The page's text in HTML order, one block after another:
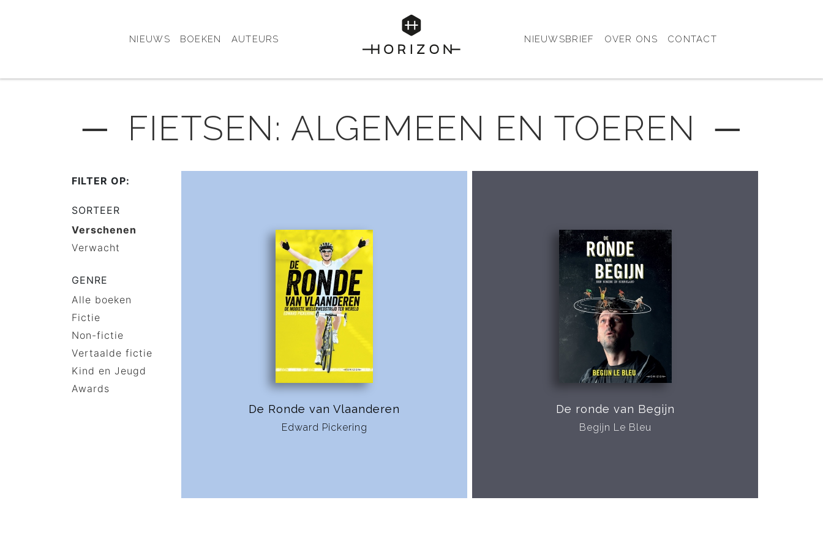
NIEUWS BOEKEN AUTEURS NIEUWSBRIEF OVER ONS CONTACT
─ FIETSEN: ALGEMEEN EN TOEREN ─
FILTER OP:
SORTEER
Verschenen
Verwacht
GENRE
Alle boeken
Fictie
Non-fictie
Vertaalde fictie
Kind en Jeugd
Awards
De Ronde van Vlaanderen
Edward Pickering
De ronde van Begijn
Begijn Le Bleu